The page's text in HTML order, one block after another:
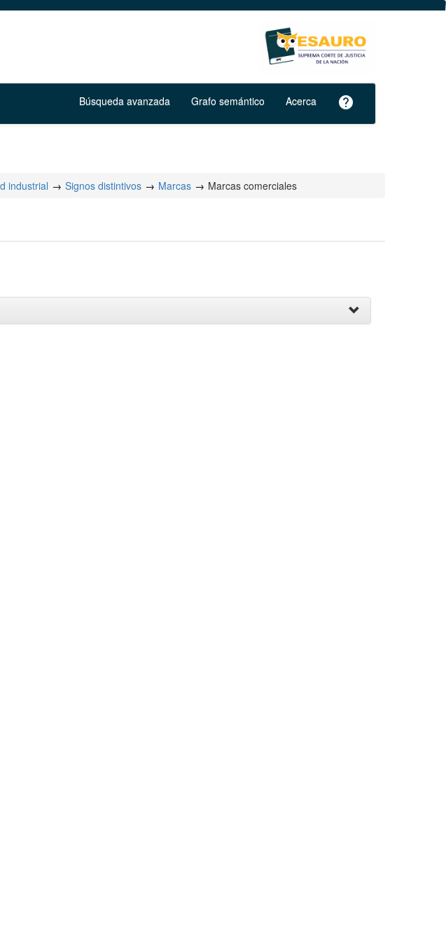
Búsqueda avanzada Grafo semántico Acerca help
industrial Signos distintivos Marcas Marcas comerciales